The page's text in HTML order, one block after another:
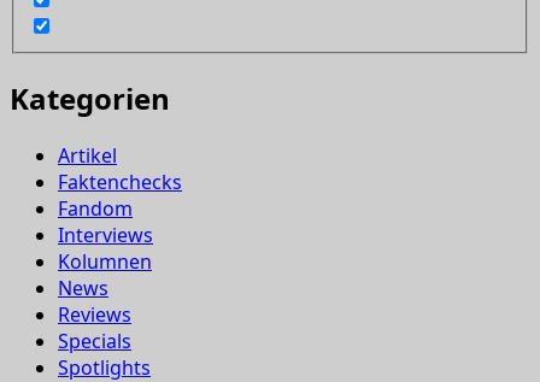
Kategorien
Artikel
Faktenchecks
Fandom
Interviews
Kolumnen
News
Reviews
Specials
Spotlights